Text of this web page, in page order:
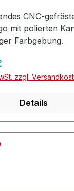
CNC-
mit polierten
Farbgebung.
zzgl.
Details